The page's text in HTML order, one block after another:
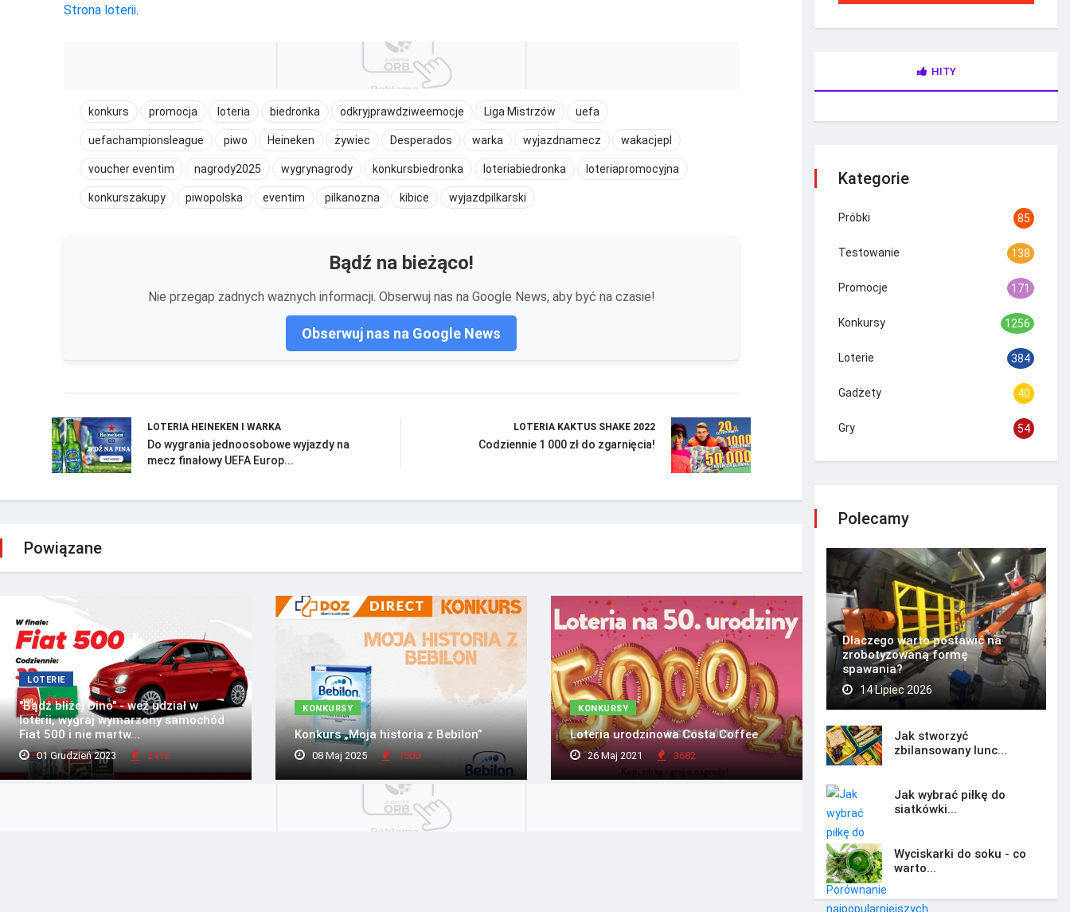
Strona loterii.
konkurs promocja loteria biedronka odkryjprawdziweemocje Liga Mistrzów uefa
uefachampionsleague piwo Heineken żywiec Desperados warka wyjazdnamecz wakacjepl
voucher eventim nagrody2025 wygrynagrody konkursbiedronka loteriabiedronka loteriapromocyjna
konkurszakupy piwopolska eventim pilkanozna kibice wyjazdpilkarski
Bądź na bieżąco!
Nie przegap żadnych ważnych informacji. Obserwuj nas na Google News, aby być na czasie!
Obserwuj nas na Google News
LOTERIA HEINEKEN I WARKA
Do wygrania jednoosobowe wyjazdy na
mecz finałowy UEFA Europ...
LOTERIA KAKTUS SHAKE 2022
Codziennie 1 000 zł do zgarnięcia!
Powiązane
LOTERIE
"Bądź bliżej Dino" - weź udział w
loterii, wygraj wymarzony samochód
Fiat 500 i nie martw...
01 Grudzień 2023 2412
KONKURSY
Konkurs „Moja historia z Bebilon”
08 Maj 2025 1500
KONKURSY
Loteria urodzinowa Costa Coffee
26 Maj 2021 3682
HITY
Kategorie
Próbki 85
Testowanie 138
Promocje 171
Konkursy 1256
Loterie 384
Gadżety 40
Gry 54
Polecamy
Dlaczego warto postawić na
zrobotyzowaną formę
spawania?
14 Lipiec 2026
Jak stworzyć
zbilansowany lunc...
Jak wybrać piłkę do
siatkówki...
Wyciskarki do soku - co
warto...